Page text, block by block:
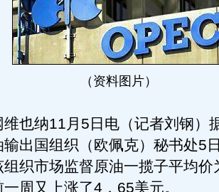
（资料图片）
纳11月5日电（记者刘钢）
出国组织（欧佩克）秘书处5
织市场监督原油一揽子平均
周又上涨了4．65美元。